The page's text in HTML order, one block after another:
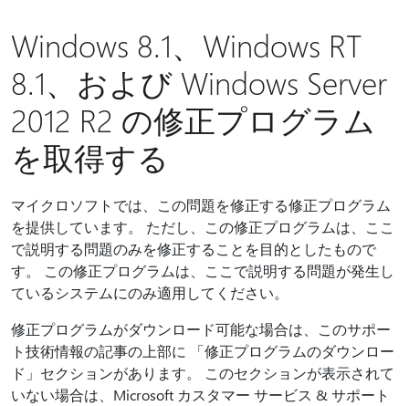
Windows 8.1、Windows RT
8.1、および Windows Server
2012 R2 の修正プログラム
を取得する
マイクロソフトでは、この問題を修正する修正プログラム
を提供しています。 ただし、この修正プログラムは、ここ
で説明する問題のみを修正することを目的としたもので
す。 この修正プログラムは、ここで説明する問題が発生し
ているシステムにのみ適用してください。
修正プログラムがダウンロード可能な場合は、このサポー
ト技術情報の記事の上部に 「修正プログラムのダウンロー
ド」セクションがあります。 このセクションが表示されて
いない場合は、Microsoft カスタマー サービス & サポート